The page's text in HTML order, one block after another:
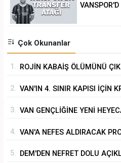
VANSPOR'D
Çok Okunanlar
1. ROJİN KABAİŞ ÖLÜMÜNÜ
2. VAN'IN 4. SINIR KAPISI İÇİN
3. VAN GENÇLİĞİNE YENİ
4. VAN'A NEFES ALDIRACAK
5. DEM'DEN NEFRET DOLU